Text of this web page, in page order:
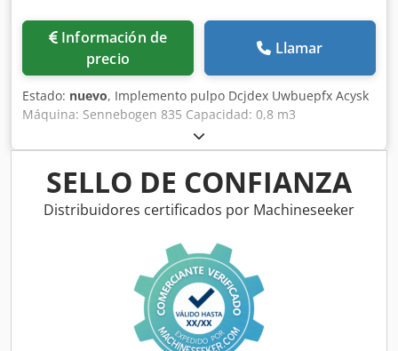
Información de
precio
Llamar
Estado: nuevo, Implemento pulpo Dcjdex Uwbuepfx Acysk
Máquina: Sennebogen 835 Capacidad: 0,8 m3
SELLO DE CONFIANZA
Distribuidores certificados por Machineseeker